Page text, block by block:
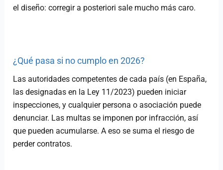
el diseño: corregir a posteriori sale mucho más caro.
¿Qué pasa si no cumplo en 2026?
Las autoridades competentes de cada país (en España,
las designadas en la Ley 11/2023) pueden iniciar
inspecciones, y cualquier persona o asociación puede
denunciar. Las multas se imponen por infracción, así
que pueden acumularse. A eso se suma el riesgo de
perder contratos.